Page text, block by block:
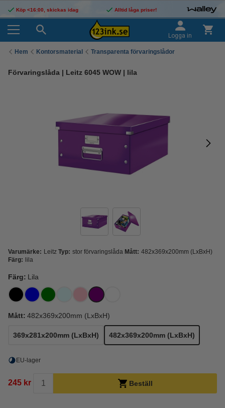
Köp <16:00, skickas idag Alltid låga priser!
Logga in
Hem Kontorsmaterial Transparenta förvaringslådor
Förvaringslåda | Leitz 6045 WOW | lila
Varumärke: Leitz Typ: stor förvaringslåda Mått: 482x369x200mm (LxBxH)
Färg:
lila
Färg: Lila
Mått: 482x369x200mm (LxBxH)
369x281x200mm (LxBxH) 482x369x200mm (LxBxH)
EU-lager
245 kr Beställ